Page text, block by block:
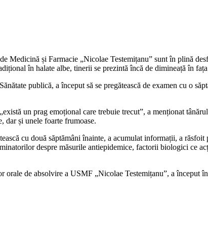
Medicină și Farmacie „Nicolae Testemițanu” sunt în plină
în halate albe, tinerii se prezintă încă de dimineață în
publică, a început să se pregătească de examen cu o
un prag emoțional care trebuie trecut”, a menționat
dar și unele foarte frumoase.
cu două săptămâni înainte, a acumulat informații, a
despre măsurile antiepidemice, factorii biologici ce
orale de absolvire a USMF „Nicolae Testemițanu”, a